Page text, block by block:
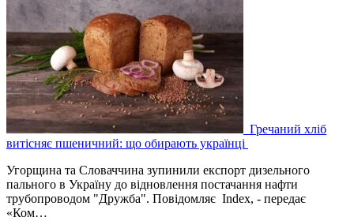
Гречаний хліб
витісняє пшеничний: що обирають українці
Угорщина та Словаччина зупинили експорт дизельного
пального в Україну до відновлення постачання нафти
трубопроводом "Дружба". Повідомляє Index, - передає
«Ком…